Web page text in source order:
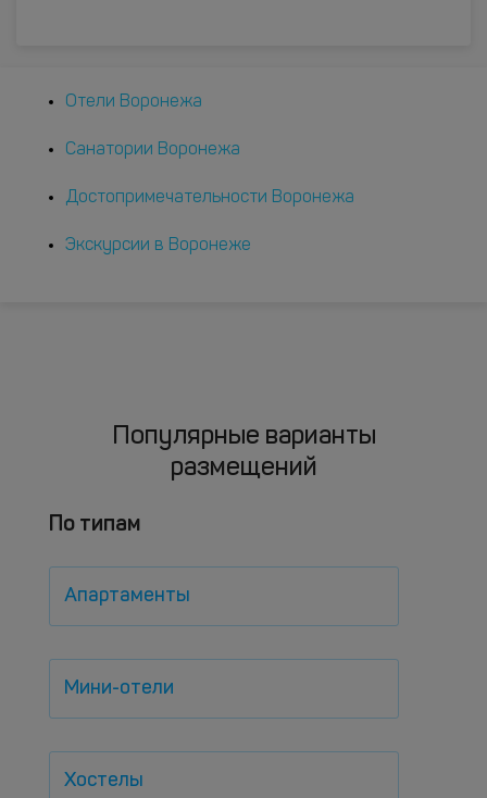
Отели Воронежа
Санатории Воронежа
Достопримечательности Воронежа
Экскурсии в Воронеже
Популярные варианты
размещений
По типам
Апартаменты
Мини-отели
Хостелы